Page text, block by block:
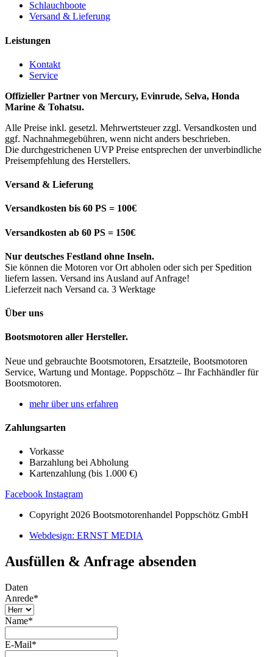
Schlauchboote
Versand & Lieferung
Leistungen
Kontakt
Service
Offizieller Partner von Mercury, Evinrude, Selva, Honda
Marine & Tohatsu.
Alle Preise inkl. gesetzl. Mehrwertsteuer zzgl. Versandkosten und
ggf. Nachnahmegebühren, wenn nicht anders beschrieben.
Die durchgestrichenen UVP Preise entsprechen der unverbindliche
Preisempfehlung des Herstellers.
Versand & Lieferung
Versandkosten bis 60 PS = 100€
Versandkosten ab 60 PS = 150€
Nur deutsches Festland ohne Inseln.
Sie können die Motoren vor Ort abholen oder sich per Spedition
liefern lassen. Versand ins Ausland auf Anfrage!
Lieferzeit nach Versand ca. 3 Werktage
Über uns
Bootsmotoren aller Hersteller.
Neue und gebrauchte Bootsmotoren, Ersatzteile, Bootsmotoren
Service, Wartung und Montage. Poppschötz – Ihr Fachhändler für
Bootsmotoren.
mehr über uns erfahren
Zahlungsarten
Vorkasse
Barzahlung bei Abholung
Kartenzahlung (bis 1.000 €)
Facebook Instagram
Copyright 2026 Bootsmotorenhandel Poppschötz GmbH
Webdesign: ERNST MEDIA
Ausfüllen & Anfrage absenden
Daten
Anrede*
Name*
E-Mail*